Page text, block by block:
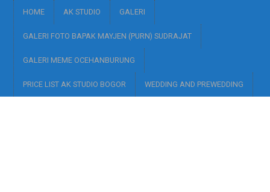
HOME AK STUDIO GALERI
GALERI FOTO BAPAK MAYJEN (PURN) SUDRAJAT
GALERI MEME OCEHANBURUNG
PRICE LIST AK STUDIO BOGOR WEDDING AND PREWEDDING